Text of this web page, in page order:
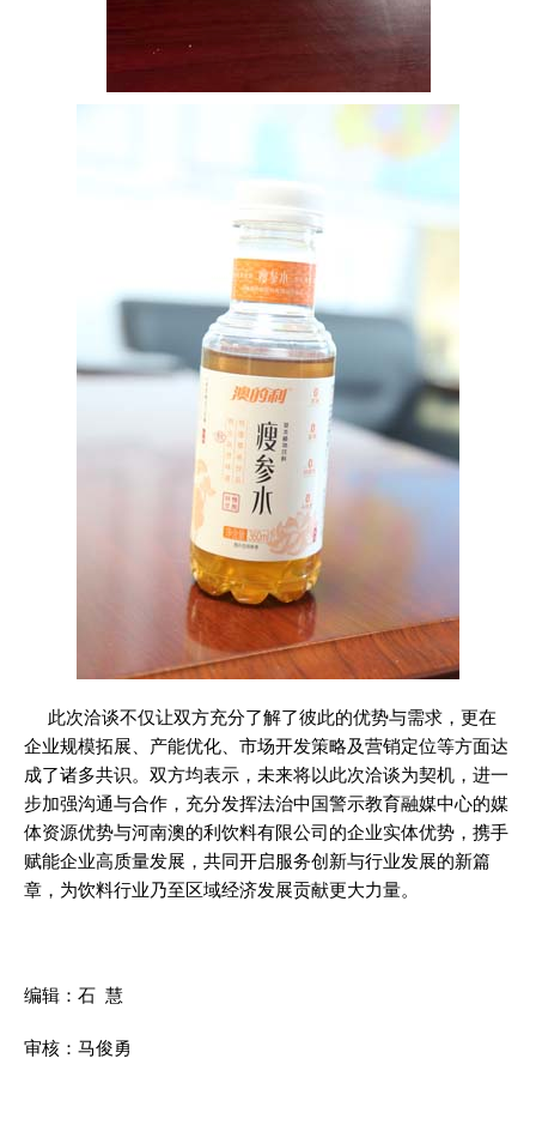
此次洽谈不仅让双方充分了解了彼此的优势与需求，更在
企业规模拓展、产能优化、市场开发策略及营销定位等方面达
成了诸多共识。双方均表示，未来将以此次洽谈为契机，进一
步加强沟通与合作，充分发挥法治中国警示教育融媒中心的媒
体资源优势与河南澳的利饮料有限公司的企业实体优势，携手
赋能企业高质量发展，共同开启服务创新与行业发展的新篇
章，为饮料行业乃至区域经济发展贡献更大力量。
编辑：石 慧
审核：马俊勇